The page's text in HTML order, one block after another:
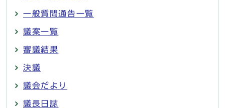
一般質問通告一覧
議案一覧
審議結果
決議
議会だより
議長日誌